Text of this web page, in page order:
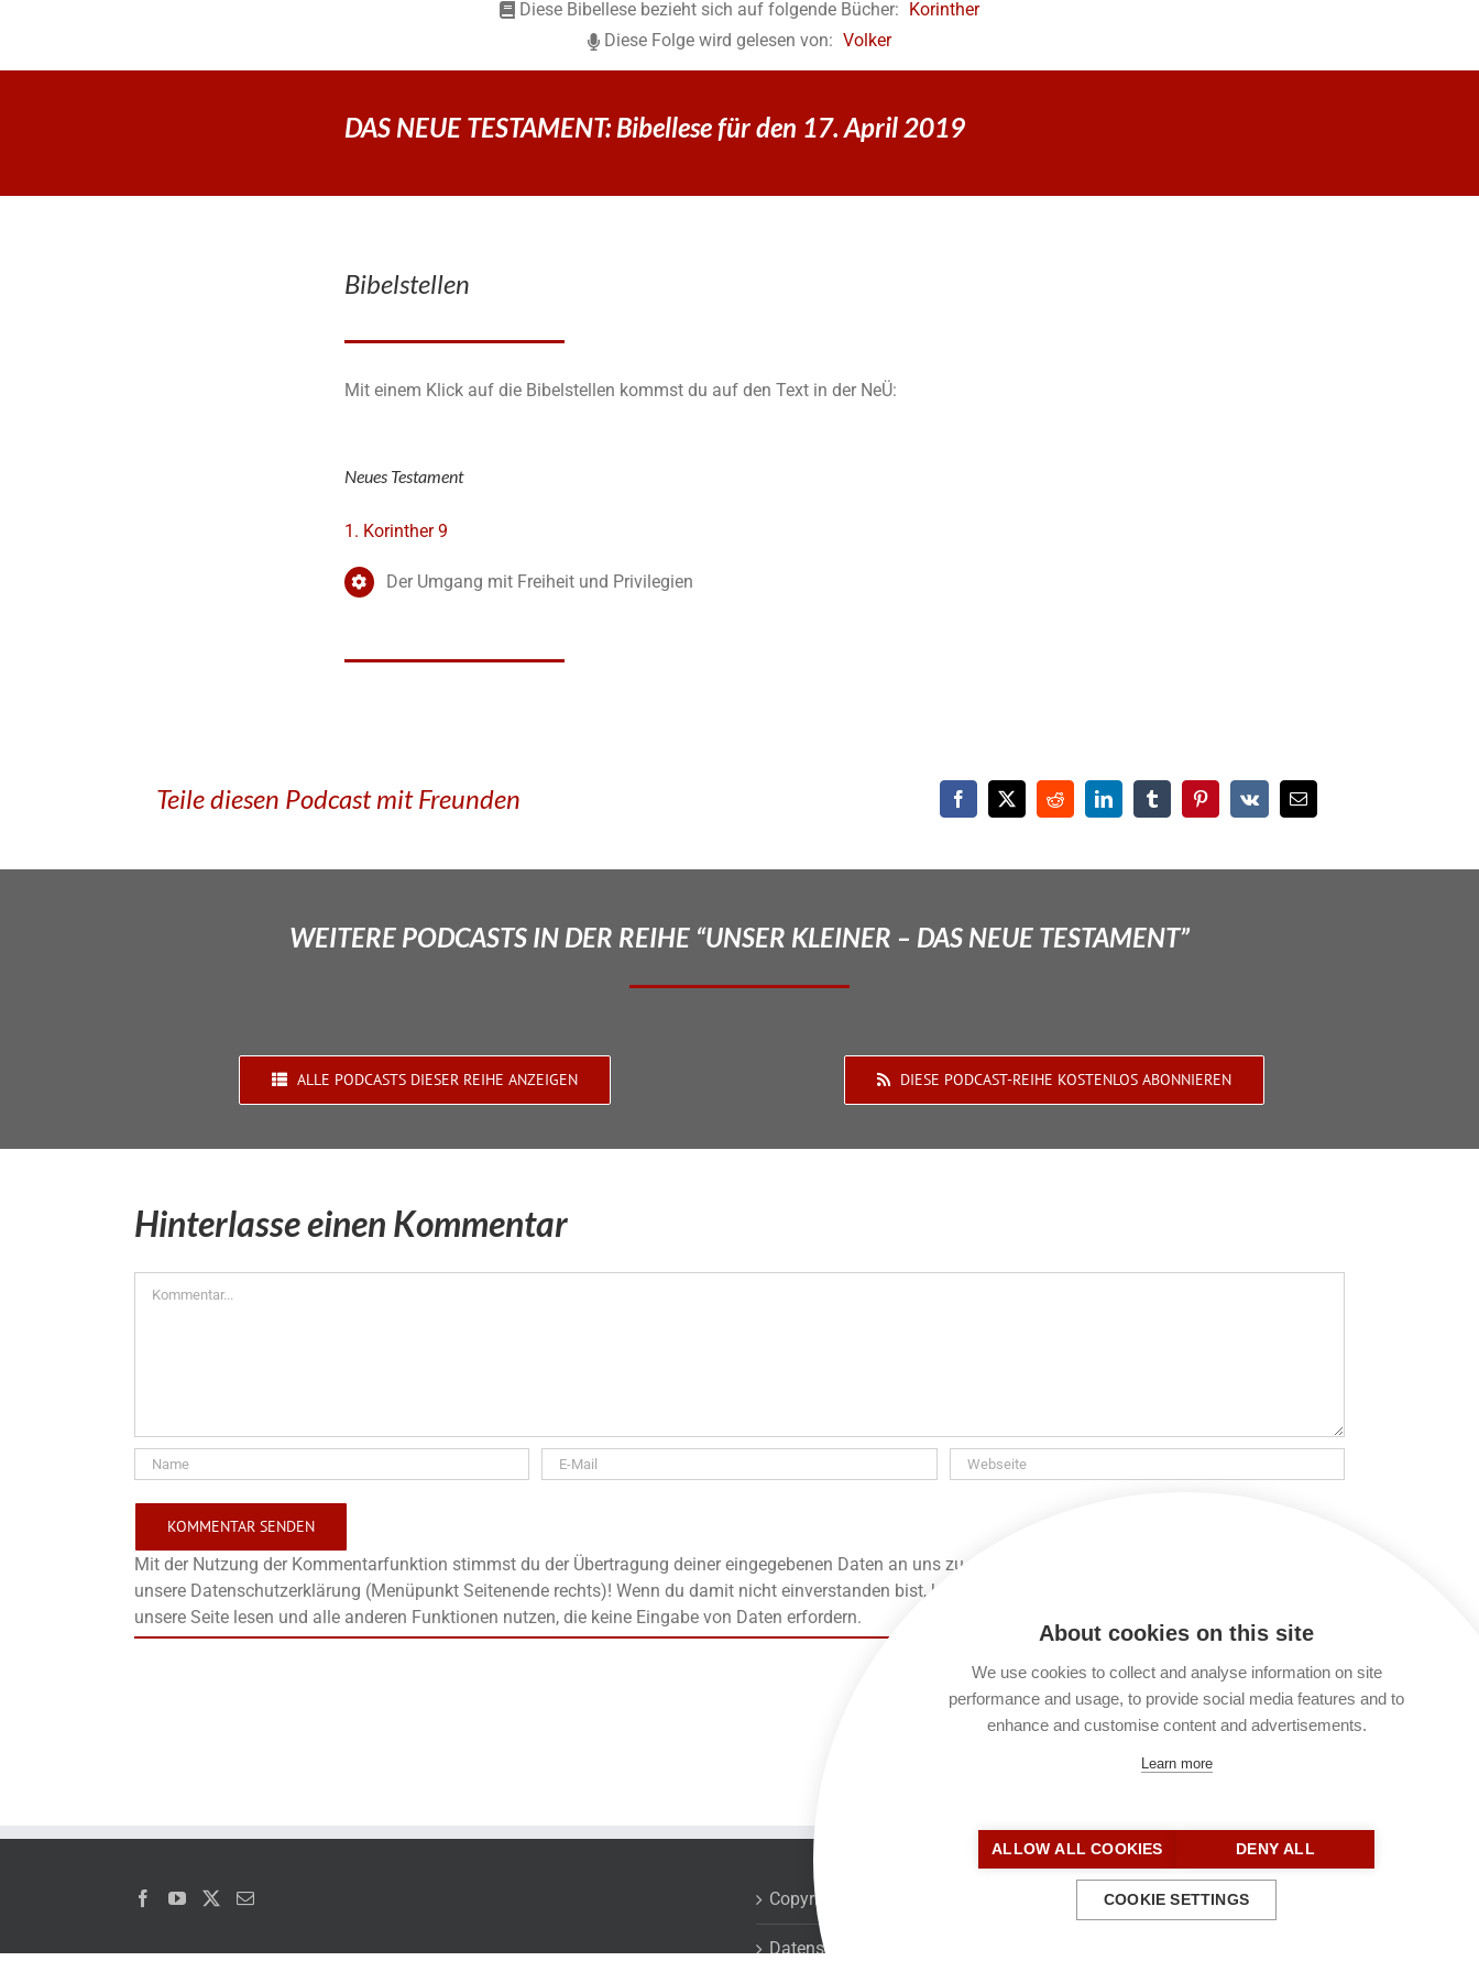
Diese Bibellese bezieht sich auf folgende Bücher: Korinther
Diese Folge wird gelesen von: Volker
DAS NEUE TESTAMENT: Bibellese für den 17. April 2019
Bibelstellen
Mit einem Klick auf die Bibelstellen kommst du auf den Text in der NeÜ:
Neues Testament
1. Korinther 9
Der Umgang mit Freiheit und Privilegien
Teile diesen Podcast mit Freunden
WEITERE PODCASTS IN DER REIHE “UNSER KLEINER – DAS NEUE TESTAMENT”
ALLE PODCASTS DIESER REIHE ANZEIGEN DIESE PODCAST-REIHE KOSTENLOS ABONNIEREN
Hinterlasse einen Kommentar
Mit der Nutzung der Kommentarfunktion stimmst du der Übertragung deiner eingegebenen Daten an uns zu, die verarbeitet und gespeichert werden. Lies
unsere Datenschutzerklärung (Menüpunkt Seitenende rechts)! Wenn du damit nicht einverstanden bist, kannst du keinen Kommentar verfassen. Du kannst
unsere Seite lesen und alle anderen Funktionen nutzen, die keine Eingabe von Daten erfordern.
Copyrights
Datenschutzerklärung
Kontakt
About cookies on this site
We use cookies to collect and analyse information on site
performance and usage, to provide social media features and to
enhance and customise content and advertisements.
Learn more
ALLOW ALL COOKIES DENY ALL
COOKIE SETTINGS